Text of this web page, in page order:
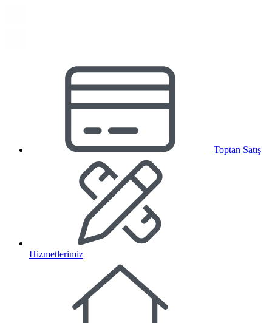
Toptan Satış
Hizmetlerimiz